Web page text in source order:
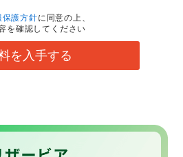
保護方針に同意の上、
を確認してください
を入手する